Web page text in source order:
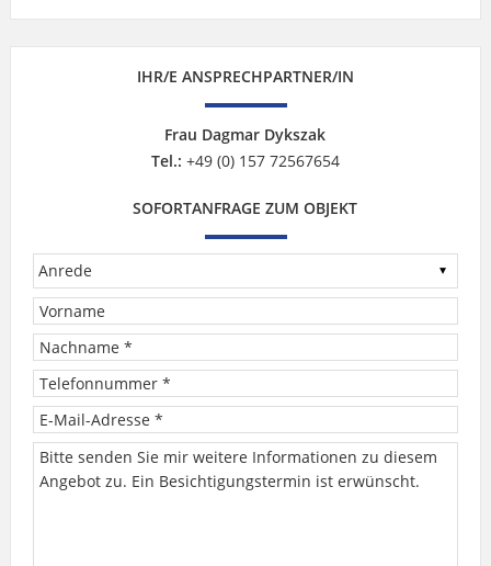
IHR/E ANSPRECHPARTNER/IN
Frau Dagmar Dykszak
Tel.: +49 (0) 157 72567654
SOFORTANFRAGE ZUM OBJEKT